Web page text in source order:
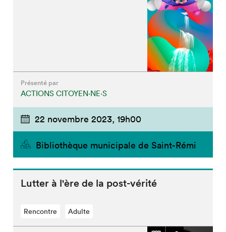
Présenté par
ACTIONS CITOYEN⋅NE⋅S
22 novembre 2023, 19h00
Bibliothèque municipale de Saint-Rémi
Lutter à l'ère de la post-vérité
Rencontre Adulte